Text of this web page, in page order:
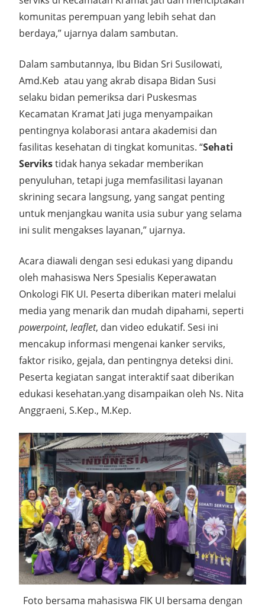
komunitas perempuan yang lebih sehat dan
berdaya,” ujarnya dalam sambutan.
Dalam sambutannya, Ibu Bidan Sri Susilowati,
Amd.Keb atau yang akrab disapa Bidan Susi
selaku bidan pemeriksa dari Puskesmas
Kecamatan Kramat Jati juga menyampaikan
pentingnya kolaborasi antara akademisi dan
fasilitas kesehatan di tingkat komunitas. “Sehati
Servikstidak hanya sekadar memberikan
penyuluhan, tetapi juga memfasilitasi layanan
skrining secara langsung, yang sangat penting
untuk menjangkau wanita usia subur yang selama
ini sulit mengakses layanan,” ujarnya.
Acara diawali dengan sesi edukasi yang dipandu
oleh mahasiswa Ners Spesialis Keperawatan
Onkologi FIK UI. Peserta diberikan materi melalui
media yang menarik dan mudah dipahami, seperti
powerpoint, leaflet, dan video edukatif. Sesi ini
mencakup informasi mengenai kanker serviks,
faktor risiko, gejala, dan pentingnya deteksi dini.
Peserta kegiatan sangat interaktif saat diberikan
edukasi kesehatan.yang disampaikan oleh Ns. Nita
Anggraeni, S.Kep., M.Kep.
Foto bersama mahasiswa FIK UI bersama dengan